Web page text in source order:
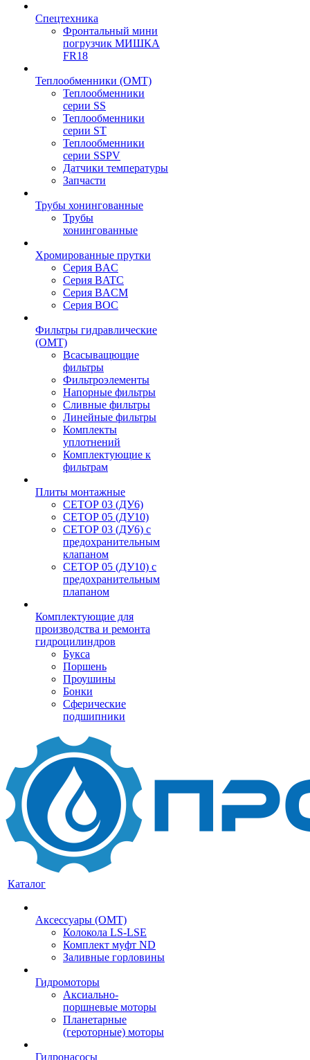
Спецтехника
Фронтальный мини
погрузчик МИШКА
FR18
Теплообменники (OMT)
Теплообменники
серии SS
Теплообменники
серии ST
Теплообменники
серии SSPV
Датчики температуры
Запчасти
Трубы хонингованные
Трубы
хонингованные
Хромированные прутки
Серия BAC
Серия BATC
Серия BACM
Серия BOC
Фильтры гидравлические
(OMT)
Всасыващющие
фильтры
Фильтроэлементы
Напорные фильтры
Сливные фильтры
Линейные фильтры
Комплекты
уплотнений
Комплектующие к
фильтрам
Плиты монтажные
CЕТОР 03 (ДУ6)
CЕТОР 05 (ДУ10)
CЕТОР 03 (ДУ6) с
предохранительным
клапаном
CЕТОР 05 (ДУ10) с
предохранительным
плапаном
Комплектующие для
производства и ремонта
гидроцилиндров
Букса
Поршень
Проушины
Бонки
Сферические
подшипники
Каталог
Аксессуары (OMT)
Колокола LS-LSE
Комплект муфт ND
Заливные горловины
Гидромоторы
Аксиально-
поршневые моторы
Планетарные
(героторные) моторы
Гидронасосы